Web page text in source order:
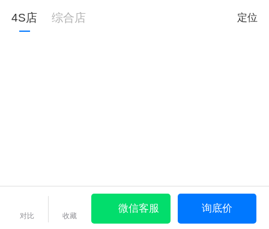
4S店 综合店 定位
对比 收藏
微信客服 询底价